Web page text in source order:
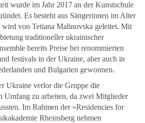
wurde im Jahr 2017 an der Kunstschule
Es besteht aus Sängerinnen im Alter
wird von Tetiana Malinovska geleitet. Mit
traditioneller ukrainischer
bereits Preise bei renommierten
festivals in der Ukraine, aber auch in
und Bulgarien gewonnen.
Ukraine verlor die Gruppe die
zu arbeiten, da zwei Mitglieder
Im Rahmen der »Residencies for
Rheinsberg nehmen